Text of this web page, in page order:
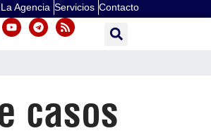
Agencia Servicios Contacto
casos